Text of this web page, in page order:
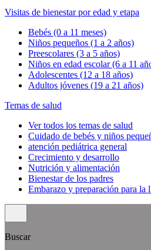
Visitas de bienestar por edad y etapa
Bebés (0 a 11 meses)
Niños pequeños (1 a 2 años)
Preescolares (3 a 5 años)
Niños en edad escolar (6 a 11
Adolescentes (12 a 18 años)
Adultos jóvenes (19 a 21 años)
Temas de salud
Ver todos los temas de salud
Cuidado de bebés y niños
atención pediátrica general
Crecimiento y desarrollo
Nutrición y alimentación
Bienestar de los padres
Embarazo y preparación para la
Buscar